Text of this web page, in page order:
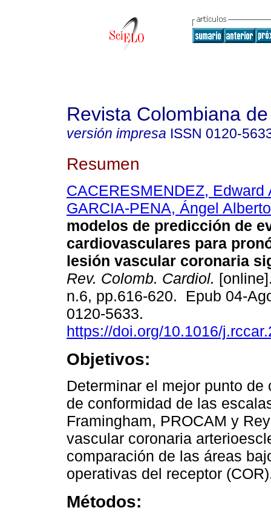
Revista Colombiana
versión impresa ISSN 0120-
Resumen
CACERESMENDEZ, Edward
GARCIA-PENA, Ángel Alberto
modelos de predicción de
cardiovasculares para
lesión vascular coronaria
Rev. Colomb. Cardiol.
n.6, pp.616-620. Epub 04-
0120-5633.
https://doi.org/10.1016/
Objetivos:
Determinar el mejor punto de
de conformidad de las
Framingham, PROCAM y
vascular coronaria
comparación de las áreas
operativas del receptor
Métodos: